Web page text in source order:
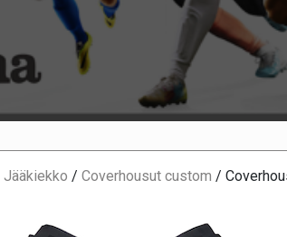
Jääkiekko / Coverhousut custom /